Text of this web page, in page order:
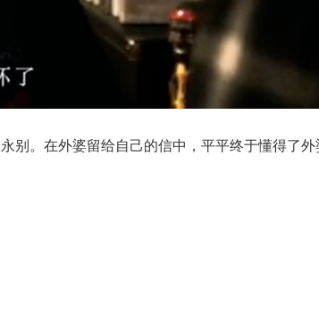
别。在外婆留给自己的信中，平平终于懂得了外